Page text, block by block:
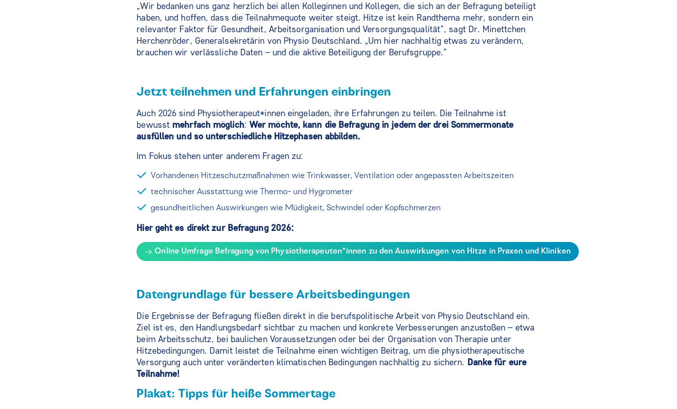
„Wir bedanken uns ganz herzlich bei allen Kolleginnen und Kollegen, die sich an der Befragung beteiligt
haben, und hoffen, dass die Teilnahmequote weiter steigt. Hitze ist kein Randthema mehr, sondern ein
relevanter Faktor für Gesundheit, Arbeitsorganisation und Versorgungsqualität“, sagt Dr. Minettchen
Herchenröder, Generalsekretärin von Physio Deutschland. „Um hier nachhaltig etwas zu verändern,
brauchen wir verlässliche Daten – und die aktive Beteiligung der Berufsgruppe.“
Jetzt teilnehmen und Erfahrungen einbringen
Auch 2026 sind Physiotherapeut*innen eingeladen, ihre Erfahrungen zu teilen. Die Teilnahme ist
bewusst mehrfach möglich: Wer möchte, kann die Befragung in jedem der drei Sommermonate
ausfüllen und so unterschiedliche Hitzephasen abbilden.
Im Fokus stehen unter anderem Fragen zu:
Vorhandenen Hitzeschutzmaßnahmen wie Trinkwasser, Ventilation oder angepassten Arbeitszeiten
technischer Ausstattung wie Thermo- und Hygrometer
gesundheitlichen Auswirkungen wie Müdigkeit, Schwindel oder Kopfschmerzen
Hier geht es direkt zur Befragung 2026:
Online Umfrage Befragung von Physiotherapeuten*innen zu den Auswirkungen von Hitze in Praxen und Kliniken
Datengrundlage für bessere Arbeitsbedingungen
Die Ergebnisse der Befragung fließen direkt in die berufspolitische Arbeit von Physio Deutschland ein.
Ziel ist es, den Handlungsbedarf sichtbar zu machen und konkrete Verbesserungen anzustoßen – etwa
beim Arbeitsschutz, bei baulichen Voraussetzungen oder bei der Organisation von Therapie unter
Hitzebedingungen. Damit leistet die Teilnahme einen wichtigen Beitrag, um die physiotherapeutische
Versorgung auch unter veränderten klimatischen Bedingungen nachhaltig zu sichern. Danke für eure
Teilnahme!
Plakat: Tipps für heiße Sommertage